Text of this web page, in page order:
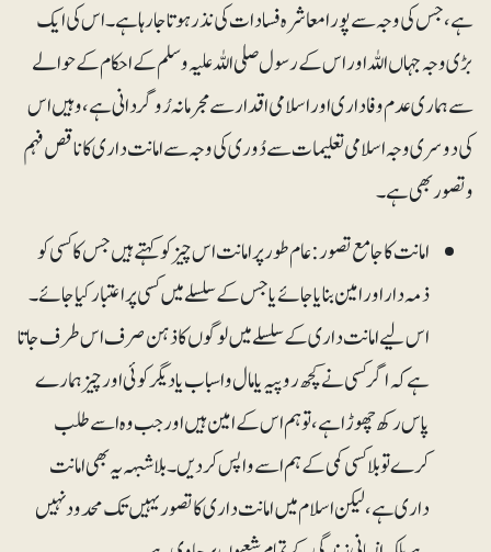
ہے، جس کی وجہ سے پورا معاشرہ فسادات کی نذر ہو تا جارہا ہے۔ اس کی ایک
بڑی وجہ جہاں اللہ اور اس کے رسول صلی اللہ علیہ وسلم کے احکام کے حوالے
سے ہماری عدم وفاداری اور اسلامی اقدار سے مجرمانہ رُوگردانی ہے، وہیں اس
کی دوسری وجہ اسلامی تعلیمات سے دُوری کی وجہ سے امانت داری کا ناقص فہم
و تصور بھی ہے۔
امانت کا جامع تصور:عام طور پر امانت اس چیز کو کہتے ہیں جس کا کسی کو
ذمہ دار اور امین بنایا جائے یاجس کے سلسلے میں کسی پر اعتبار کیا جائے۔
اس لیے امانت داری کے سلسلے میں لوگوں کا ذہن صرف اس طرف جاتا
ہے کہ اگر کسی نے کچھ روپیہ یا مال و اسباب یا دیگر کوئی اور چیزہمارے
پاس رکھ چھوڑا ہے، توہم اس کے امین ہیں اور جب وہ اسے طلب
کرے تو بلاکسی کمی کے ہم اسے واپس کردیں۔ بلاشبہہ یہ بھی امانت
داری ہے، لیکن اسلام میں امانت داری کا تصور یہیں تک محدود نہیں